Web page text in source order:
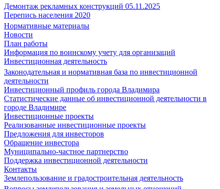
Демонтаж рекламных конструкций 05.11.2025
Перепись населения 2020
Нормативные материалы
Новости
План работы
Информация по воинскому учету для организаций
Инвестиционная деятельность
Законодательная и нормативная база по инвестиционной
деятельности
Инвестиционный профиль города Владимира
Статистические данные об инвестиционной деятельности в
городе Владимире
Инвестиционные проекты
Реализованные инвестиционные проекты
Предложения для инвесторов
Обращение инвестора
Муниципально-частное партнерство
Поддержка инвестиционной деятельности
Контакты
Землепользование и градостроительная деятельность